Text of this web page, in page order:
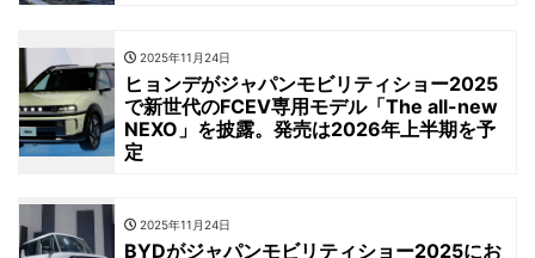
2025年11月24日
ヒョンデがジャパンモビリティショー2025
で新世代のFCEV専用モデル「The all-new
NEXO」を披露。発売は2026年上半期を予
定
2025年11月24日
BYDがジャパンモビリティショー2025にお